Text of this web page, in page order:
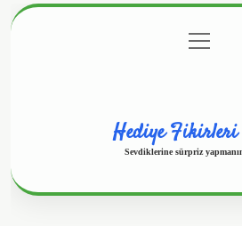
Gizlilik Politikası
menüyü
aç
Hediye Fikirleri
Sevdiklerine sürpriz